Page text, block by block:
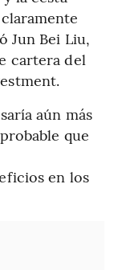
Jun Bei Liu,
cartera del
aún más
que
en los